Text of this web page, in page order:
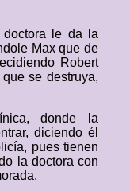
le da la
Max que de
Robert
se destruya,
donde la
diciendo él
pues tienen
la doctora con